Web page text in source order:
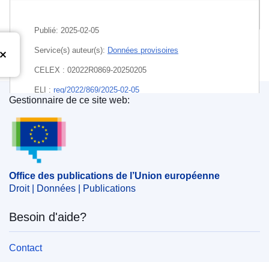
Publié: 2025-02-05
Service(s) auteur(s): Données provisoires
CELEX : 02022R0869-20250205
ELI : reg/2022/869/2025-02-05
EDITION : b2b51b7e-5f15-11ef-a8ba-01aa75ed71a1
EDITION : 76020c03-1d1c-11ef-a251-01aa75ed71a1
EDITION : dd62a206-e2d6-11ec-a534-01aa75ed71a1
EDITION : 1398f63c-e313-11ef-be2a-01aa75ed71a1
EDITION : 8a7c3782-7a43-11f1-bf5e-01aa75ed71a1
Office des publications de l’Union européenne
Gestionnaire de ce site web:
Office des publications de l’Union européenne
Droit | Données | Publications
Besoin d'aide?
Contact